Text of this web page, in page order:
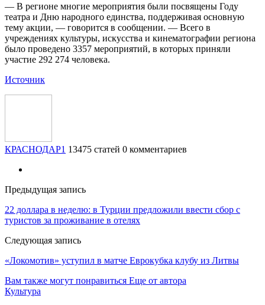
— В регионе многие мероприятия были посвящены Году
театра и Дню народного единства, поддерживая основную
тему акции, — говорится в сообщении. — Всего в
учреждениях культуры, искусства и кинематографии региона
было проведено 3357 мероприятий, в которых приняли
участие 292 274 человека.
Источник
КРАСНОДАР1 13475 статей 0 комментариев
Предыдущая запись
22 доллара в неделю: в Турции предложили ввести сбор с
туристов за проживание в отелях
Следующая запись
«Локомотив» уступил в матче Еврокубка клубу из Литвы
Вам также могут понравиться Еще от автора
Культура